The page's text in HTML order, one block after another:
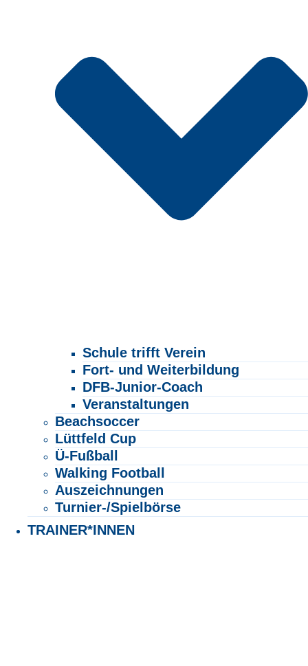
Schule trifft Verein
Fort- und Weiterbildung
DFB-Junior-Coach
Veranstaltungen
Beachsoccer
Lüttfeld Cup
Ü-Fußball
Walking Football
Auszeichnungen
Turnier-/Spielbörse
TRAINER*INNEN